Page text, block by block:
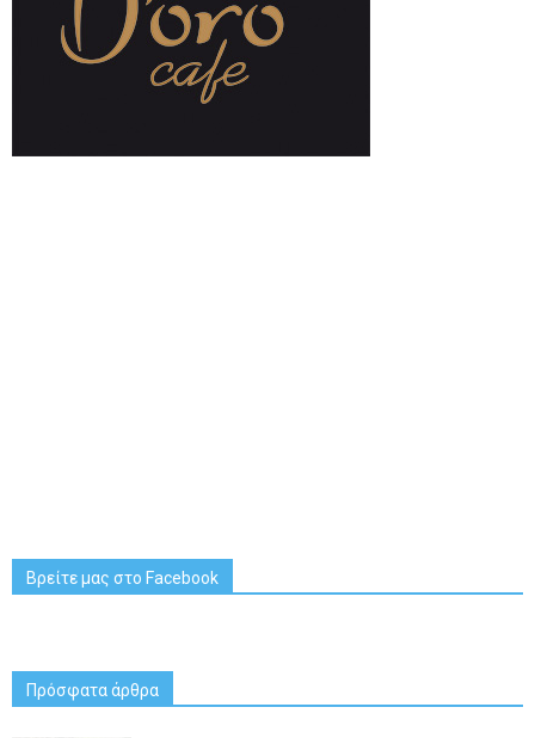
Βρείτε μας στο Facebook
Πρόσφατα άρθρα